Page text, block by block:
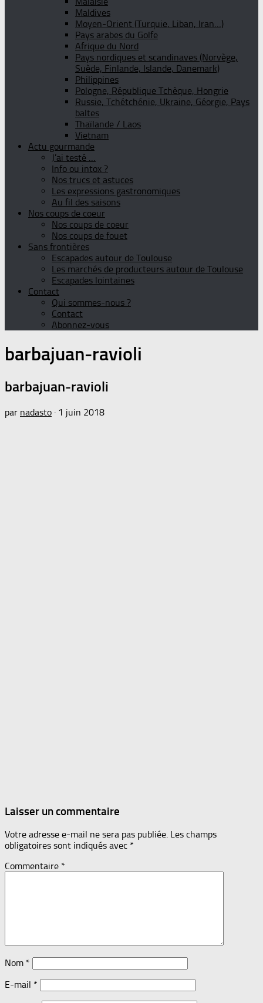
Maldives
Moyen-Orient (Turquie, Liban, Iran…)
Pays arabes du Golfe
Afrique du Nord
Pays nordiques et scandinaves (Norvège,
Suède, Finlande, Islande, Danemark)
Philippines
Pologne, République Tchèque, Hongrie
Russie, Tchétchénie, Ukraine, Géorgie, Pays
baltes
Thaïlande / Laos
Vietnam
Actu gourmande
J’ai testé …
Info ou intox ?
Nos trucs et astuces
Les expressions gastronomiques
Au fil des saisons
Nos coups de coeur
Nos coups de coeur
Nos coups de fouet
Sans frontières
Escapades autour de Toulouse
Les marchés de producteurs autour de Toulouse
Escapades lointaines
Contact
Qui sommes-nous ?
Contact
Abonnez-vous
barbajuan-ravioli
barbajuan-ravioli
par nadasto · 1 juin 2018
Laisser un commentaire
Votre adresse e-mail ne sera pas publiée. Les champs
obligatoires sont indiqués avec *
Commentaire *
Nom *
E-mail *